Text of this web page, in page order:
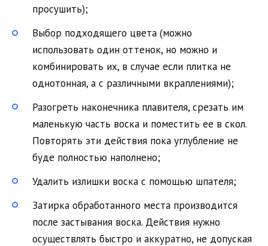
просушить);
Выбор подходящего цвета (можно
использовать один оттенок, но можно и
комбинировать их, в случае если плитка не
однотонная, а с различными вкраплениями);
Разогреть наконечника плавителя, срезать им
маленькую часть воска и поместить ее в скол.
Повторять эти действия пока углубление не
буде полностью наполнено;
Удалить излишки воска с помощью шпателя;
Затирка обработанного места производится
после застывания воска. Действия нужно
осуществлять быстро и аккуратно, не допуская